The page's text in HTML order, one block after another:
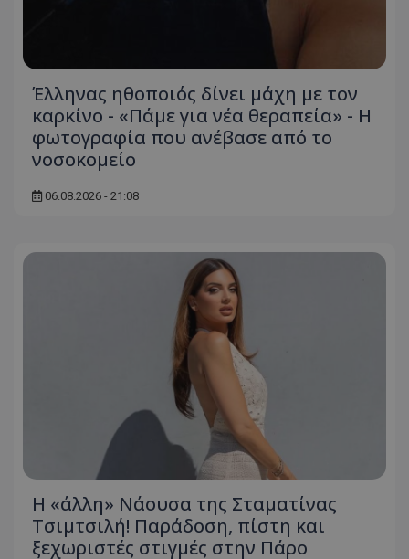
Έλληνας ηθοποιός δίνει μάχη με τον
καρκίνο - «Πάμε για νέα θεραπεία» - Η
φωτογραφία που ανέβασε από το
νοσοκομείο
06.08.2026 - 21:08
Η «άλλη» Νάουσα της Σταματίνας
Τσιμτσιλή! Παράδοση, πίστη και
ξεχωριστές στιγμές στην Πάρο